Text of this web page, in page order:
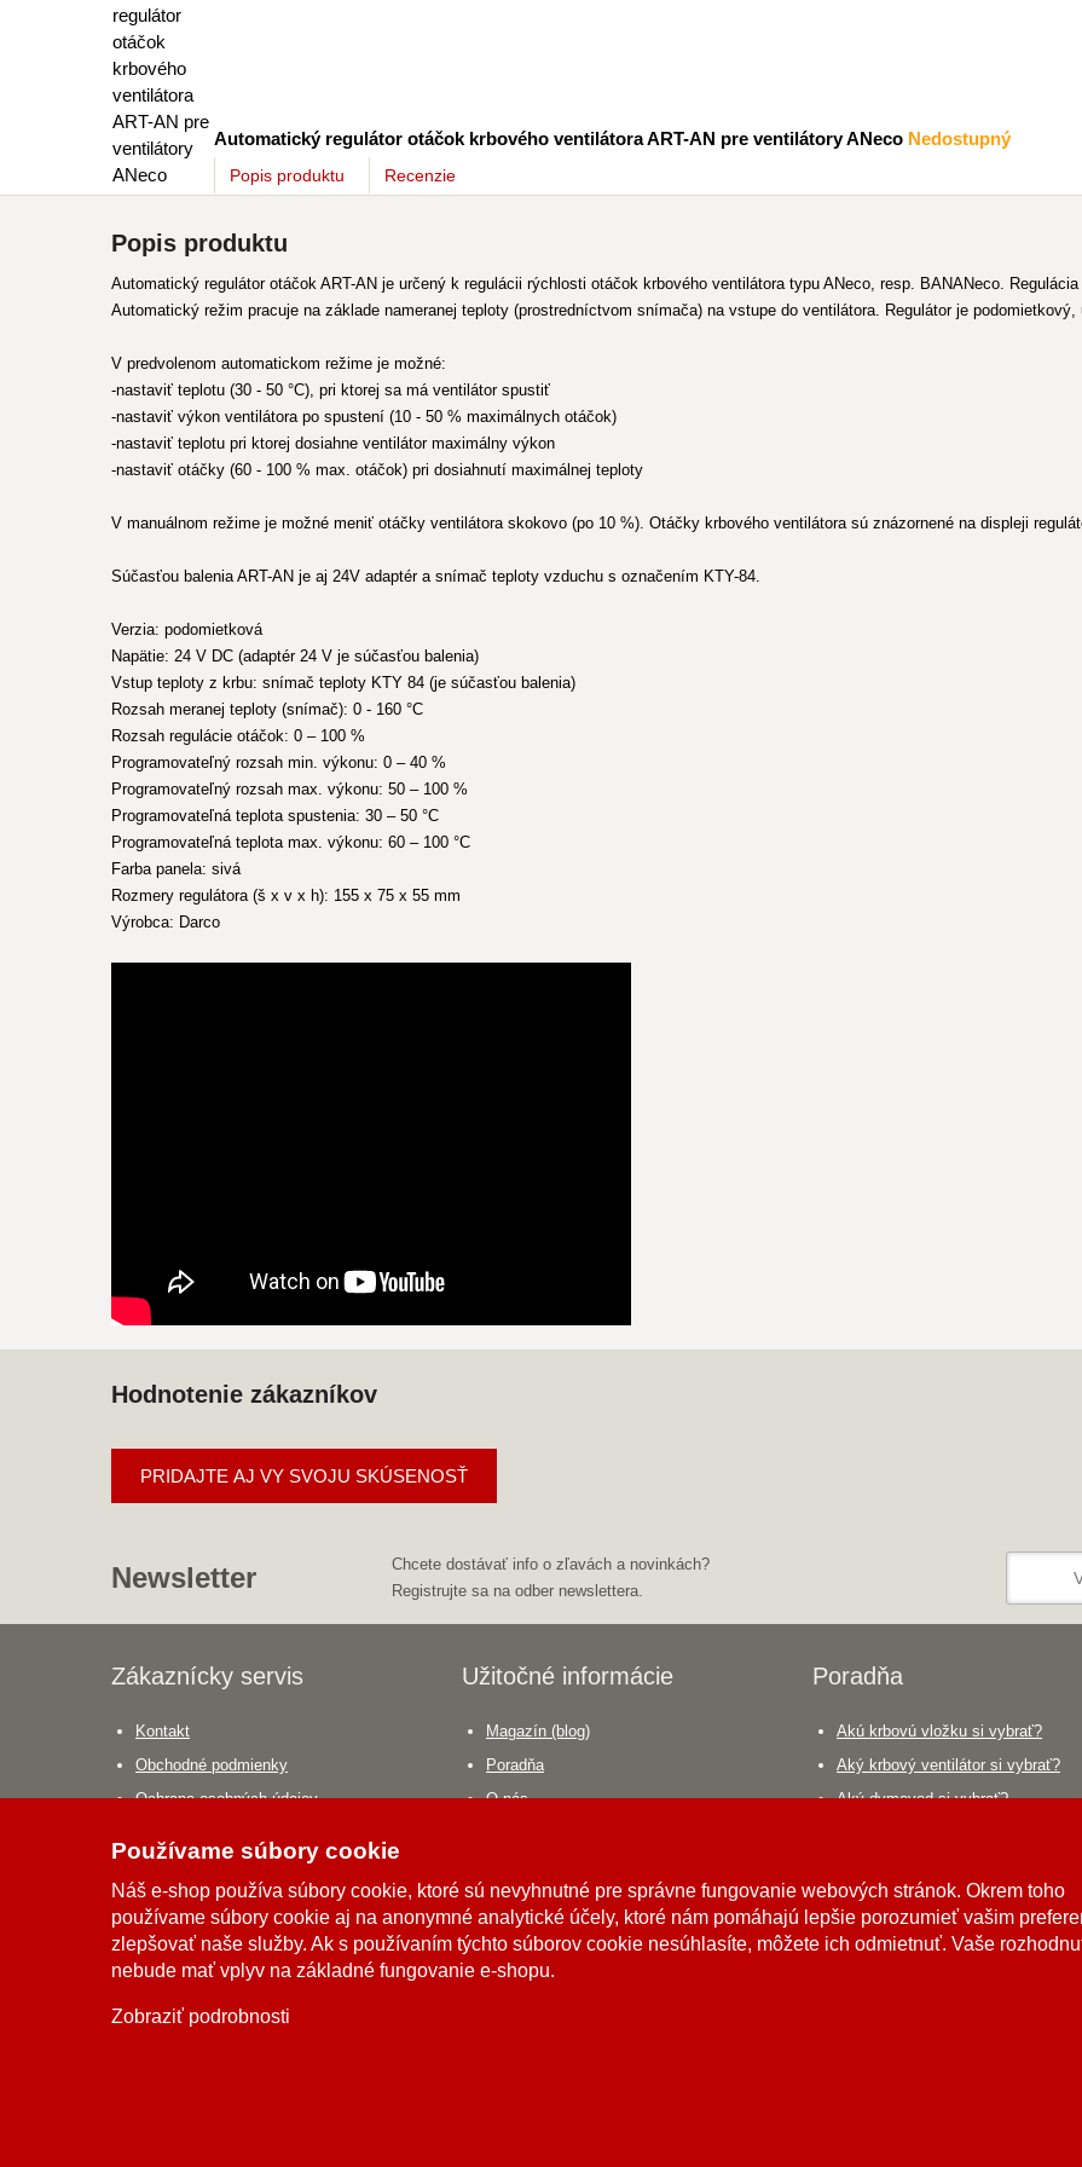
Automatický regulátor otáčok krbového ventilátora ART-AN pre ventilátory ANeco Nedostupný
Popis produktu Recenzie
Popis produktu
Automatický regulátor otáčok ART-AN je určený k regulácii rýchlosti otáčok krbového ventilátora typu ANeco, resp. BANANeco.
Automatický režim pracuje na základe nameranej teploty (prostredníctvom snímača) na vstupe do ventilátora. Regulátor je podomietkový,
V predvolenom automatickom režime je možné:
-nastaviť teplotu (30 - 50 °C), pri ktorej sa má ventilátor spustiť
-nastaviť výkon ventilátora po spustení (10 - 50 % maximálnych otáčok)
-nastaviť teplotu pri ktorej dosiahne ventilátor maximálny výkon
-nastaviť otáčky (60 - 100 % max. otáčok) pri dosiahnutí maximálnej teploty
V manuálnom režime je možné meniť otáčky ventilátora skokovo (po 10 %). Otáčky krbového ventilátora sú znázornené na displeji
Súčasťou balenia ART-AN je aj 24V adaptér a snímač teploty vzduchu s označením KTY-84.
Verzia: podomietková
Napätie: 24 V DC (adaptér 24 V je súčasťou balenia)
Vstup teploty z krbu: snímač teploty KTY 84 (je súčasťou balenia)
Rozsah meranej teploty (snímač): 0 - 160 °C
Rozsah regulácie otáčok: 0 – 100 %
Programovateľný rozsah min. výkonu: 0 – 40 %
Programovateľný rozsah max. výkonu: 50 – 100 %
Programovateľná teplota spustenia: 30 – 50 °C
Programovateľná teplota max. výkonu: 60 – 100 °C
Farba panela: sivá
Rozmery regulátora (š x v x h): 155 x 75 x 55 mm
Výrobca: Darco
Hodnotenie zákazníkov
PRIDAJTE AJ VY SVOJU SKÚSENOSŤ
Newsletter
Chcete dostávať info o zľavách a novinkách?
Registrujte sa na odber newslettera.
Zákaznícky servis
Kontakt
Obchodné podmienky
Ochrana osobných údajov
Sledovanie zásielky
Užitočné informácie
Magazín (blog)
Poradňa
O nás
Poradňa
Akú krbovú vložku si vybrať?
Aký krbový ventilátor si vybrať?
Aký dymovod si vybrať?
Používame súbory cookie
Náš e-shop používa súbory cookie, ktoré sú nevyhnutné pre správne fungovanie webových stránok. Okrem toho
používame súbory cookie aj na anonymné analytické účely, ktoré nám pomáhajú lepšie porozumieť vašim
zlepšovať naše služby. Ak s používaním týchto súborov cookie nesúhlasíte, môžete ich odmietnuť. Vaše
nebude mať vplyv na základné fungovanie e-shopu.
Zobraziť podrobnosti